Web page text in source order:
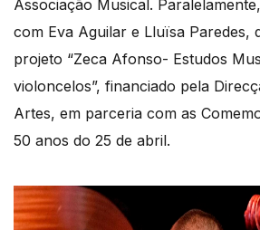
Associação Musical.
com Eva Aguilar e Lluïsa Paredes,
projeto “Zeca Afonso- Estudos
violoncelos”, financiado pela
Artes, em parceria com as
50 anos do 25 de abril.